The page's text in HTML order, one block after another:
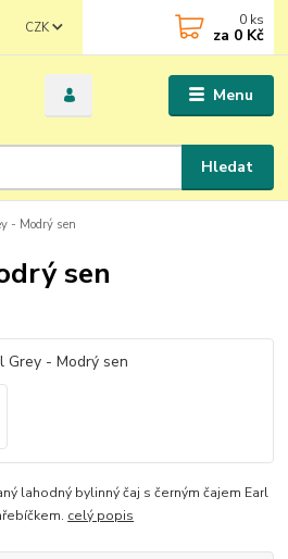
Menu
CZK
Hledat
0 ks
za 0 Kč
- Modrý sen
sen
lahodný bylinný čaj s černým čajem Earl
celý popis